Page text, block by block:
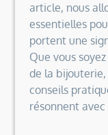
article, nous
essentielles
portent une
Que vous
de la
conseils
résonnent